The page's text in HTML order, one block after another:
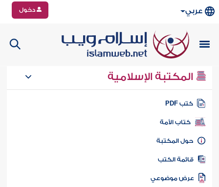
عربي دخول
المكتبة الإسلامية
كتب PDF
كتاب الأمة
المكتبة
الكتب